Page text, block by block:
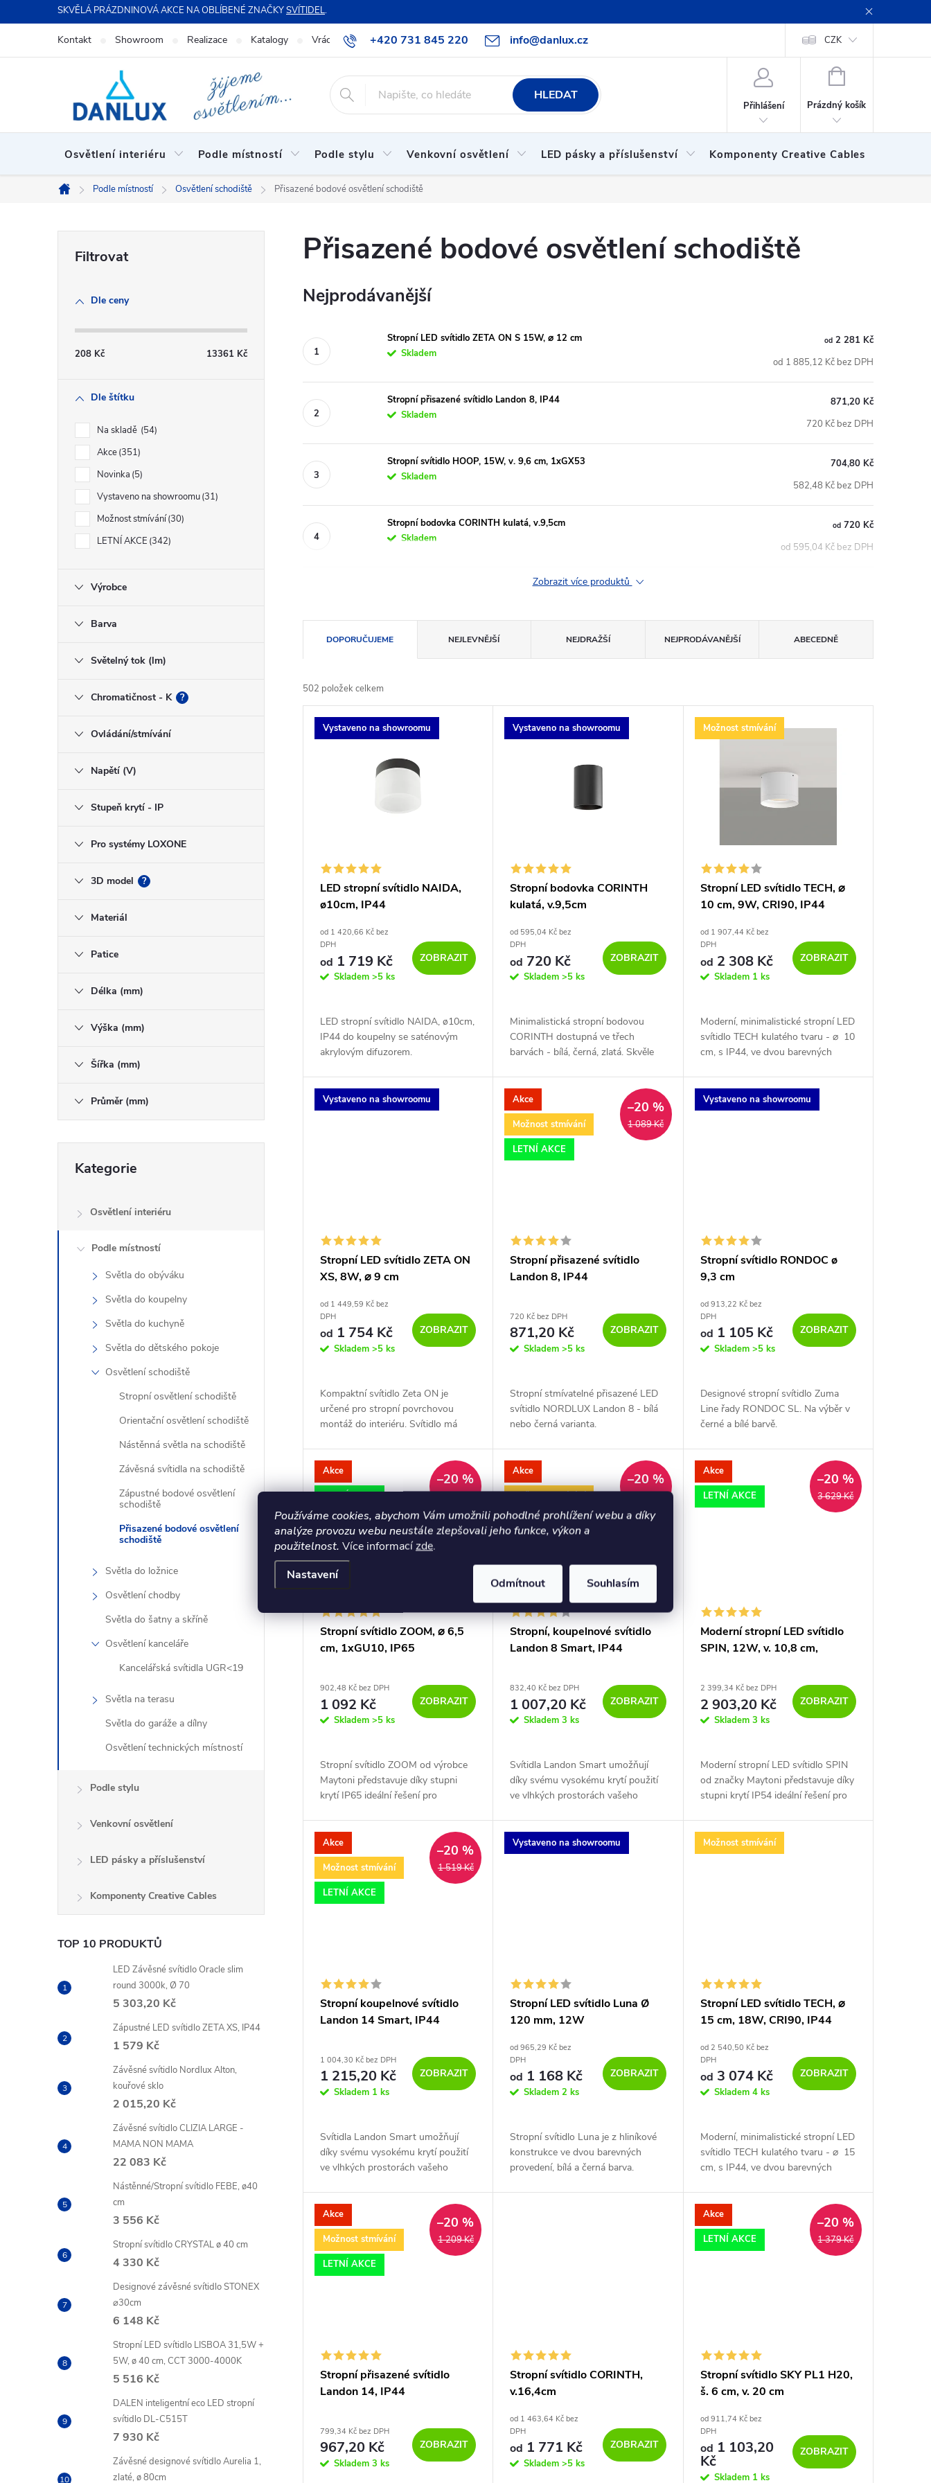
Používáme cookies, abychom Vám umožnili pohodlné prohlížení webu a díky
analýze provozu webu neustále zlepšovali jeho funkce, výkon a
použitelnost. Více informacízde.
Nastavení
Odmítnout Souhlasím
na
SKVĚLÁ PRÁZDNINOVÁ AKCE NA OBLÍBENÉ ZNAČKYSVÍTIDEL.
+420 731 845 220 info@danlux.cz
Kontakt Showroom Realizace Katalogy Vrácení zboží a reklamace O nás B2B spolupráce Hodnocení obchodu Podmínky ochrany
CZK
HLEDAT
Přihlášení
NÁKUPNÍ
Prázdný košík
Osvětlení interiéru Podle místností Podle stylu Venkovní osvětlení LED pásky a příslušenství Komponenty Creative Cables
Domů
Podle místností Osvětlení schodiště Přisazené bodové osvětlení schodiště
Dle ceny
208 Kč 13361 Kč
Dle štítku
Na skladě 54
Akce 351
Novinka 5
Vystaveno na showroomu 31
Možnost stmívání 30
LETNÍ AKCE 342
Výrobce
Barva
Světelný tok (lm)
Chromatičnost - K ?
Ovládání/stmívání
Napětí (V)
Stupeň krytí - IP
Pro systémy LOXONE
3D model ?
Materiál
Patice
Délka (mm)
Výška (mm)
Šířka (mm)
Průměr (mm)
kategorie
Kategorie
Osvětlení interiéru
Podle místností
Světla do obýváku
Světla do koupelny
Světla do kuchyně
Světla do dětského pokoje
Osvětlení schodiště
Stropní osvětlení schodiště
Orientační osvětlení schodiště
Nástěnná světla na schodiště
Závěsná svítidla na schodiště
Zápustné bodové osvětlení
schodiště
Přisazené bodové osvětlení
schodiště
Světla do ložnice
Osvětlení chodby
Světla do šatny a skříně
Osvětlení kanceláře
Kancelářská svítidla UGR<19
Světla na terasu
Světla do garáže a dílny
Osvětlení technických místností
Podle stylu
Venkovní osvětlení
LED pásky a příslušenství
Komponenty Creative Cables
TOP 10 PRODUKTŮ
LED Závěsné svítidlo Oracle slim
round 3000k, Ø 70
5 303,20 Kč
Zápustné LED svítidlo ZETA XS, IP44
1 579 Kč
Závěsné svítidlo Nordlux Alton,
kouřové sklo
2 015,20 Kč
Závěsné svítidlo CLIZIA LARGE -
MAMA NON MAMA
22 083 Kč
Nástěnné/Stropní svítidlo FEBE, ø40
cm
3 556 Kč
Stropní svítidlo CRYSTAL ø 40 cm
4 330 Kč
Designové závěsné svítidlo STONEX
⌀30cm
6 148 Kč
Stropní LED svítidlo LISBOA 31,5W +
5W, ø 40 cm, CCT 3000-4000K
5 516 Kč
DALEN inteligentní eco LED stropní
svítidlo DL-C515T
7 930 Kč
Závěsné designové svítidlo Aurelia 1,
zlaté, ø 80cm
Přisazené bodové osvětlení schodiště
Nejprodávanější
Stropní LED svítidlo ZETA ON S 15W, ⌀ 12 cm
Skladem
od 2 281 Kč
od 1 885,12 Kč bez DPH
Stropní přisazené svítidlo Landon 8, IP44
Skladem
871,20 Kč
720 Kč bez DPH
Stropní svítidlo HOOP, 15W, v. 9,6 cm, 1xGX53
Skladem
704,80 Kč
582,48 Kč bez DPH
Stropní bodovka CORINTH kulatá, v.9,5cm
Skladem
od 720 Kč
od 595,04 Kč bez DPH
Zobrazit více produktů
a
z
e
ů
DOPORUČUJEME NEJLEVNĚJŠÍ NEJDRAŽŠÍ NEJPRODÁVANĚJŠÍ ABECEDNĚ
502 položek celkem
V
k
Vystaveno na showroomu
LED stropní svítidlo NAIDA,
ø10cm, IP44
od 1 420,66 Kč bez
DPH
od 1 719 Kč
Skladem >5 ks
ZOBRAZIT
LED stropní svítidlo NAIDA, ø10cm,
IP44 do koupelny se saténovým
akrylovým difuzorem.
Vystaveno na showroomu
Stropní bodovka CORINTH
kulatá, v.9,5cm
od 595,04 Kč bez
DPH
od 720 Kč
Skladem>5 ks
ZOBRAZIT
Minimalistická stropní bodovou
CORINTH dostupná ve třech
barvách - bílá, černá, zlatá. Skvěle
Možnost stmívání
Stropní LED svítidlo TECH, ⌀
10 cm, 9W, CRI90, IP44
od 1 907,44 Kč bez
DPH
od 2 308 Kč
Skladem 1 ks
ZOBRAZIT
Moderní, minimalistické stropní LED
svítidlo TECH kulatého tvaru - ⌀ 10
cm, s IP44, ve dvou barevných
Vystaveno na showroomu
Stropní LED svítidlo ZETA ON
XS, 8W, ⌀ 9 cm
od 1 449,59 Kč bez
DPH
od 1 754 Kč
Skladem >5 ks
ZOBRAZIT
Kompaktní svítidlo Zeta ON je
určené pro stropní povrchovou
montáž do interiéru. Svítidlo má
dostupné...
Akce
Možnost stmívání
LETNÍ AKCE
1 089 Kč
–20 %
Stropní přisazené svítidlo
Landon 8, IP44
720 Kč bez DPH
871,20 Kč
Skladem>5 ks
ZOBRAZIT
Stropní stmívatelné přisazené LED
svítidlo NORDLUX Landon 8 - bílá
nebo černá varianta.
Vystaveno na showroomu
Stropní svítidlo RONDOC ø
9,3 cm
od 913,22 Kč bez
DPH
od 1 105 Kč
Skladem >5 ks
ZOBRAZIT
Designové stropní svítidlo Zuma
Line řady RONDOC SL. Na výběr v
černé a bílé barvě.
Akce
LETNÍ AKCE
–20 %
Stropní svítidlo ZOOM, ⌀ 6,5
cm, 1xGU10, IP65
902,48 Kč bez DPH
1 092 Kč
Skladem >5 ks
ZOBRAZIT
Stropní svítidlo ZOOM od výrobce
Maytoni představuje díky stupni
krytí IP65 ideální řešení pro
Akce
Možnost stmívání
LETNÍ AKCE
–20 %
Stropní, koupelnové svítidlo
Landon 8 Smart, IP44
832,40 Kč bez DPH
1 007,20 Kč
Skladem3 ks
ZOBRAZIT
Svítidla Landon Smart umožňují
díky svému vysokému krytí použití
ve vlhkých prostorách vašeho
Bluetooth (Nordlux...
Akce
LETNÍ AKCE
3 629 Kč
–20 %
Moderní stropní LED svítidlo
SPIN, 12W, v. 10,8 cm,
2 399,34 Kč bez DPH
2 903,20 Kč
Skladem 3 ks
ZOBRAZIT
Moderní stropní LED svítidlo SPIN
od značky Maytoni představuje díky
stupni krytí IP54 ideální řešení pro
Akce
Možnost stmívání
LETNÍ AKCE
1 519 Kč
–20 %
Stropní koupelnové svítidlo
Landon 14 Smart, IP44
1 004,30 Kč bez DPH
1 215,20 Kč
Skladem 1 ks
ZOBRAZIT
Svítidla Landon Smart umožňují
díky svému vysokému krytí použití
ve vlhkých prostorách vašeho
Bluetooth (Nordlux...
Vystaveno na showroomu
Stropní LED svítidlo Luna Ø
120 mm, 12W
od 965,29 Kč bez
DPH
od 1 168 Kč
Skladem2 ks
ZOBRAZIT
Stropní svítidlo Luna je z hliníkové
konstrukce ve dvou barevných
provedení, bílá a černá barva.
Možnost stmívání
Stropní LED svítidlo TECH, ⌀
15 cm, 18W, CRI90, IP44
od 2 540,50 Kč bez
DPH
od 3 074 Kč
Skladem 4 ks
ZOBRAZIT
Moderní, minimalistické stropní LED
svítidlo TECH kulatého tvaru - ⌀ 15
cm, s IP44, ve dvou barevných
Akce
Možnost stmívání
LETNÍ AKCE
1 209 Kč
–20 %
Stropní přisazené svítidlo
Landon 14, IP44
799,34 Kč bez DPH
967,20 Kč
Skladem 3 ks
ZOBRAZIT
Stropní svítidlo CORINTH,
v.16,4cm
od 1 463,64 Kč bez
DPH
od 1 771 Kč
Skladem>5 ks
ZOBRAZIT
Akce
LETNÍ AKCE
1 379 Kč
–20 %
Stropní svítidlo SKY PL1 H20,
š. 6 cm, v. 20 cm
od 911,74 Kč bez
DPH
od 1 103,20
Kč
Skladem 1 ks
ZOBRAZIT